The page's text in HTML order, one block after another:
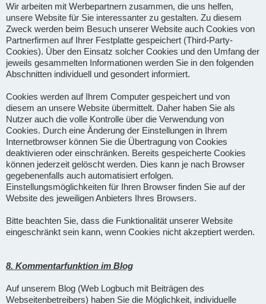
Wir arbeiten mit Werbepartnern zusammen, die uns helfen,
unsere Website für Sie interessanter zu gestalten. Zu diesem
Zweck werden beim Besuch unserer Website auch Cookies von
Partnerfirmen auf Ihrer Festplatte gespeichert (Third-Party-
Cookies). Über den Einsatz solcher Cookies und den Umfang der
jeweils gesammelten Informationen werden Sie in den folgenden
Abschnitten individuell und gesondert informiert.
Cookies werden auf Ihrem Computer gespeichert und von
diesem an unsere Website übermittelt. Daher haben Sie als
Nutzer auch die volle Kontrolle über die Verwendung von
Cookies. Durch eine Änderung der Einstellungen in Ihrem
Internetbrowser können Sie die Übertragung von Cookies
deaktivieren oder einschränken. Bereits gespeicherte Cookies
können jederzeit gelöscht werden. Dies kann je nach Browser
gegebenenfalls auch automatisiert erfolgen.
Einstellungsmöglichkeiten für Ihren Browser finden Sie auf der
Website des jeweiligen Anbieters Ihres Browsers.
Bitte beachten Sie, dass die Funktionalität unserer Website
eingeschränkt sein kann, wenn Cookies nicht akzeptiert werden.
8. Kommentarfunktion im Blog
Auf unserem Blog (Web Logbuch mit Beiträgen des
Webseitenbetreibers) haben Sie die Möglichkeit, individuelle